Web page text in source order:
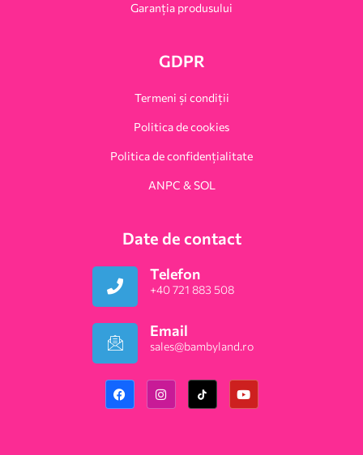
Garanția produsului
GDPR
Termeni și condiții
Politica de cookies
Politica de confidențialitate
ANPC & SOL
Date de contact
Telefon
+40 721 883 508
Email
sales@bambyland.ro​